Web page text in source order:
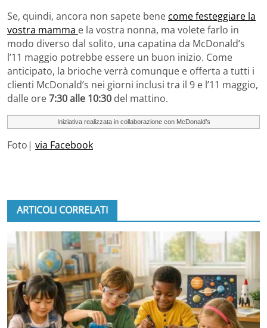
Se, quindi, ancora non sapete bene come festeggiare la
vostra mamma e la vostra nonna, ma volete farlo in
modo diverso dal solito, una capatina da McDonald’s
l’11 maggio potrebbe essere un buon inizio. Come
anticipato, la brioche verrà comunque e offerta a tutti i
clienti McDonald’s nei giorni inclusi tra il 9 e l’11 maggio,
dalle ore7:30 alle 10:30 del mattino.
Iniziativa realizzata in collaborazione con McDonald’s
Foto| via Facebook
ARTICOLI CORRELATI